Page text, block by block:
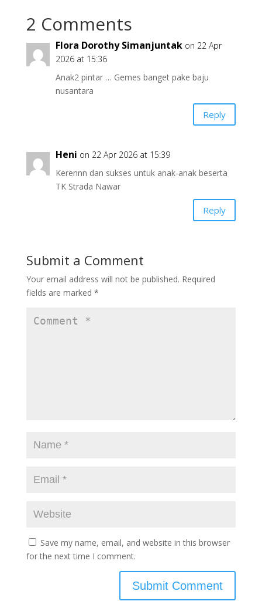
2 Comments
Flora Dorothy Simanjuntak on 22 Apr
2026 at 15:36
Anak2 pintar … Gemes banget pake baju
nusantara
Reply
Heni on 22 Apr 2026 at 15:39
Kerennn dan sukses untuk anak-anak beserta
TK Strada Nawar
Reply
Submit a Comment
Your email address will not be published. Required
fields are marked *
Save my name, email, and website in this browser
for the next time I comment.